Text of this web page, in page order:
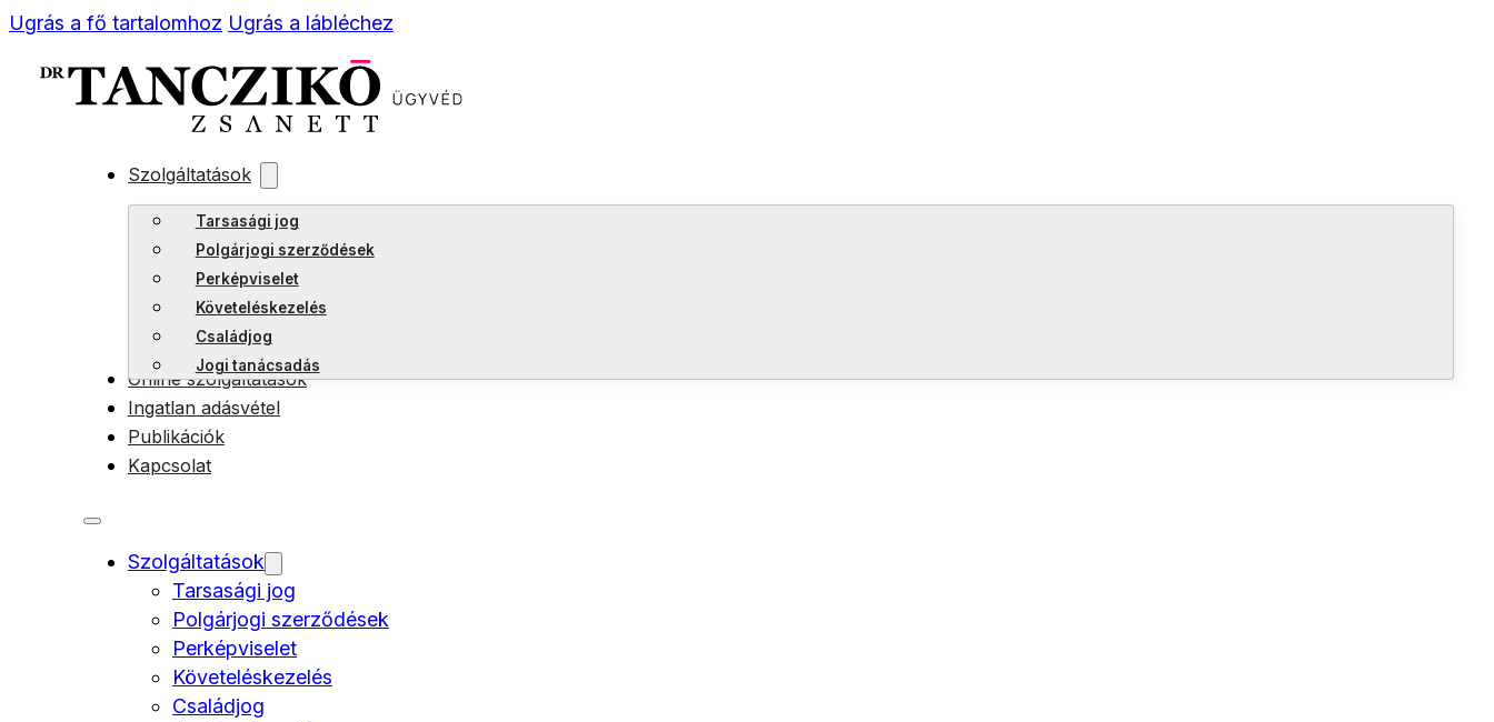
Ugrás a fő tartalomhoz Ugrás a lábléchez
Szolgáltatások
Tarsasági jog
Polgárjogi szerződések
Perképviselet
Követeléskezelés
Családjog
Jogi tanácsadás
Online szolgáltatások
Ingatlan adásvétel
Publikációk
Kapcsolat
Szolgáltatások
Tarsasági jog
Polgárjogi szerződések
Perképviselet
Követeléskezelés
Családjog